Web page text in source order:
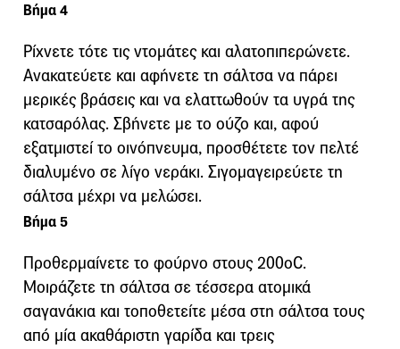
Βήμα 4
Ρίχνετε τότε τις ντομάτες και αλατοπιπερώνετε.
Ανακατεύετε και αφήνετε τη σάλτσα να πάρει
μερικές βράσεις και να ελαττωθούν τα υγρά της
κατσαρόλας. Σβήνετε με το ούζο και, αφού
εξατμιστεί το οινόπνευμα, προσθέτετε τον πελτέ
διαλυμένο σε λίγο νεράκι. Σιγομαγειρεύετε τη
σάλτσα μέχρι να μελώσει.
Βήμα 5
Προθερμαίνετε το φούρνο στους 200οC.
Μοιράζετε τη σάλτσα σε τέσσερα ατομικά
σαγανάκια και τοποθετείτε μέσα στη σάλτσα τους
από μία ακαθάριστη γαρίδα και τρεις